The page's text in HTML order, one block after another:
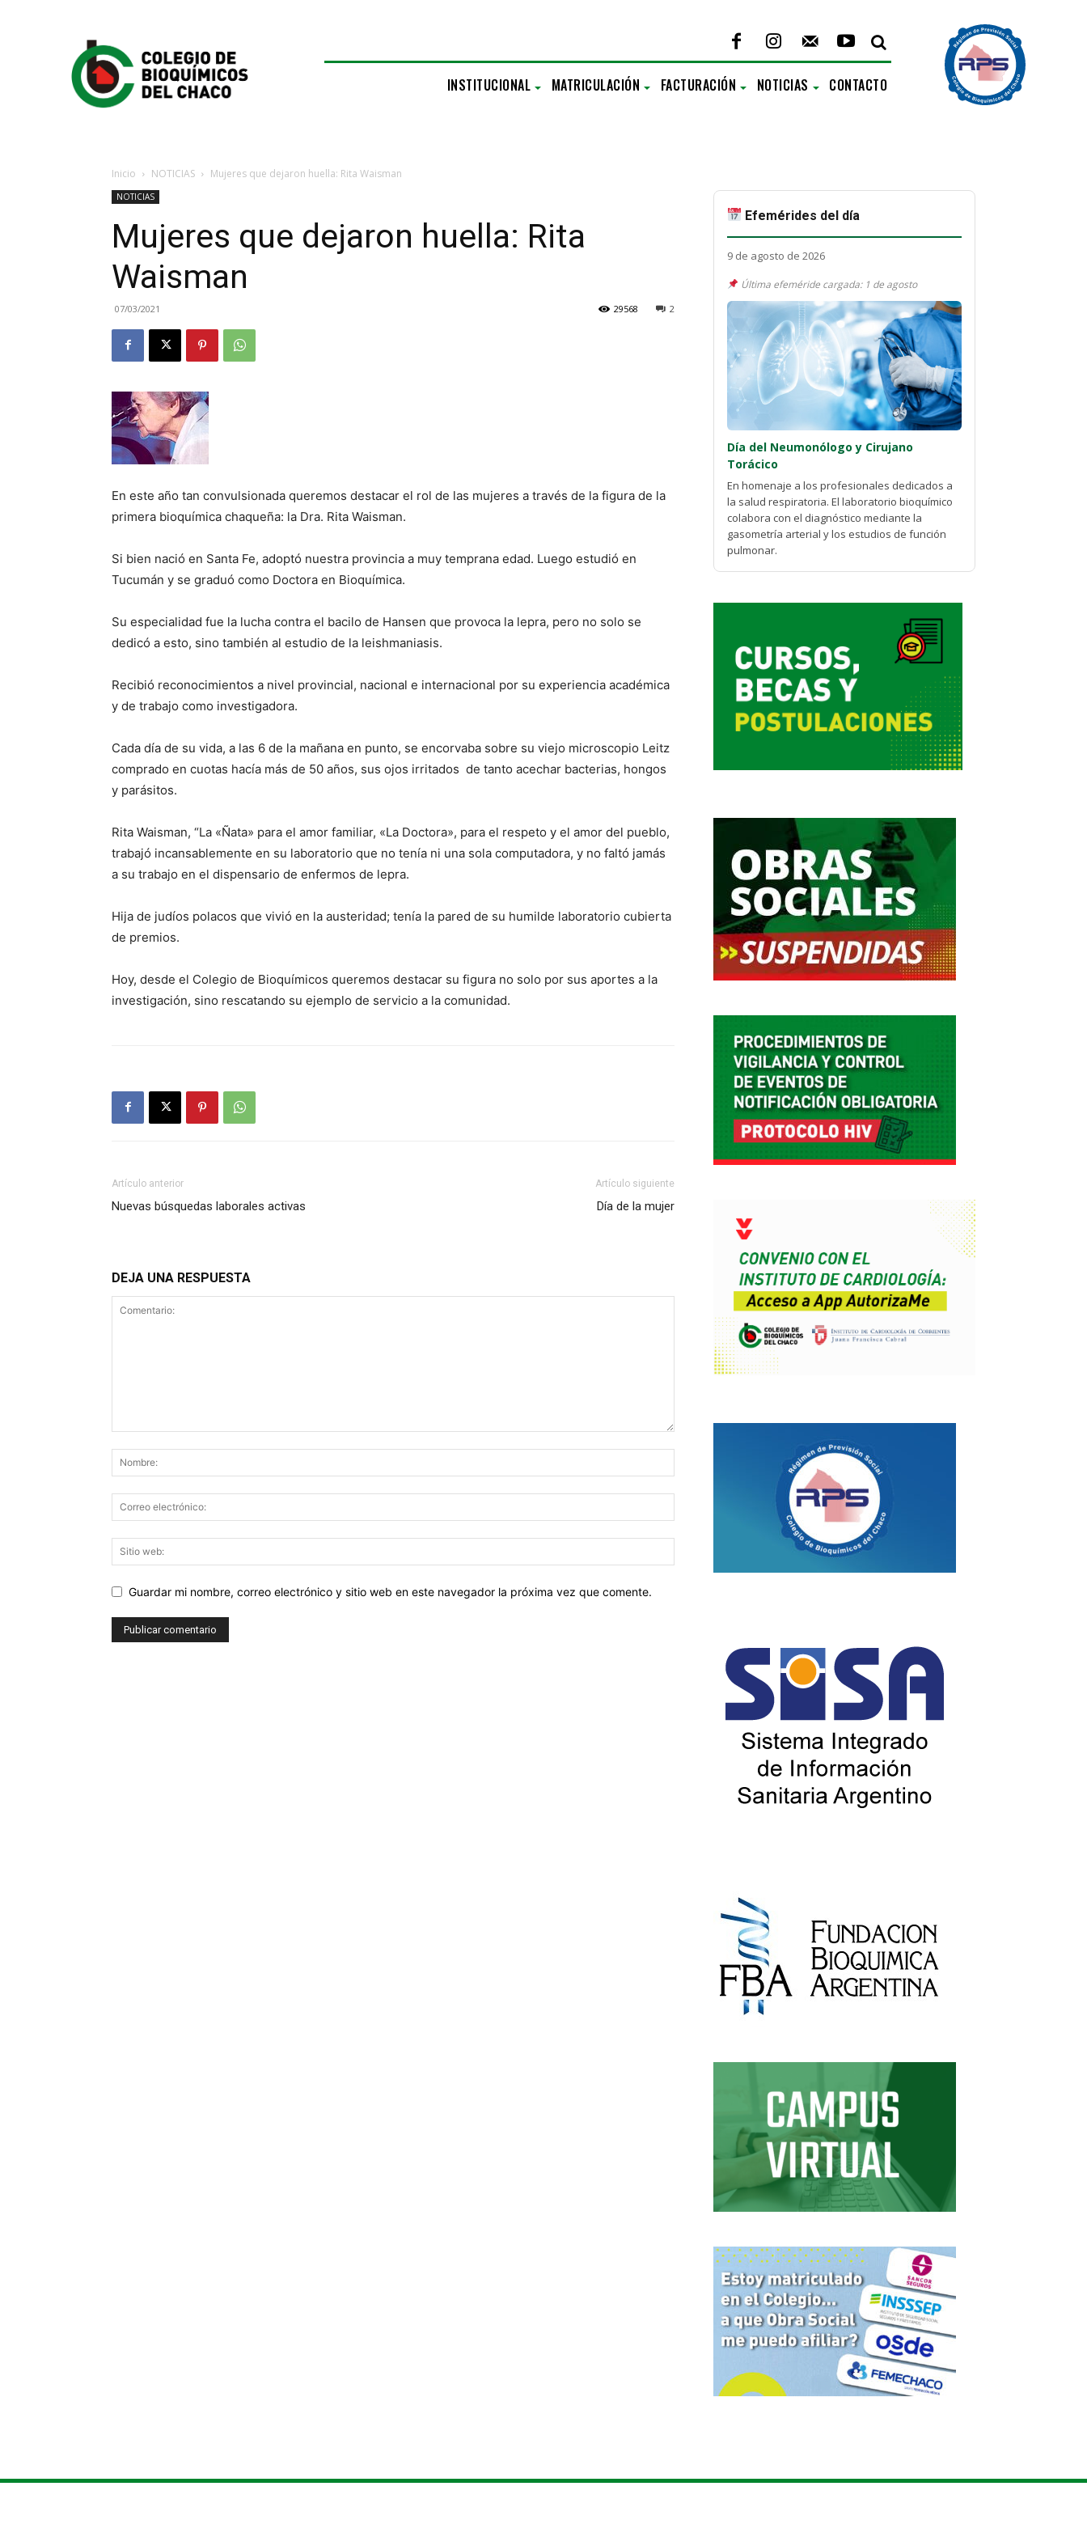
INSTITUCIONAL MATRICULACIÓN FACTURACIÓN NOTICIAS CONTACTO
Inicio NOTICIAS Mujeres que dejaron huella: Rita Waisman
NOTICIAS
Mujeres que dejaron huella: Rita
Waisman
07/03/2021 2
29568
En este año tan convulsionada queremos destacar el rol de las mujeres a través de la figura de la
primera bioquímica chaqueña: la Dra. Rita Waisman.
Si bien nació en Santa Fe, adoptó nuestra provincia a muy temprana edad. Luego estudió en
Tucumán y se graduó como Doctora en Bioquímica.
Su especialidad fue la lucha contra el bacilo de Hansen que provoca la lepra, pero no solo se
dedicó a esto, sino también al estudio de la leishmaniasis.
Recibió reconocimientos a nivel provincial, nacional e internacional por su experiencia académica
y de trabajo como investigadora.
Cada día de su vida, a las 6 de la mañana en punto, se encorvaba sobre su viejo microscopio Leitz
comprado en cuotas hacía más de 50 años, sus ojos irritados de tanto acechar bacterias, hongos
y parásitos.
Rita Waisman, “La «Ñata» para el amor familiar, «La Doctora», para el respeto y el amor del pueblo,
trabajó incansablemente en su laboratorio que no tenía ni una sola computadora, y no faltó jamás
a su trabajo en el dispensario de enfermos de lepra.
Hija de judíos polacos que vivió en la austeridad; tenía la pared de su humilde laboratorio cubierta
de premios.
Hoy, desde el Colegio de Bioquímicos queremos destacar su figura no solo por sus aportes a la
investigación, sino rescatando su ejemplo de servicio a la comunidad.
Artículo anterior
Nuevas búsquedas laborales activas
Artículo siguiente
Día de la mujer
DEJA UNA RESPUESTA
Guardar mi nombre, correo electrónico y sitio web en este navegador la próxima vez que comente.
Efemérides del día
9 de agosto de 2026
Última efeméride cargada: 1 de agosto
Día del Neumonólogo y Cirujano
Torácico
En homenaje a los profesionales dedicados a
la salud respiratoria. El laboratorio bioquímico
colabora con el diagnóstico mediante la
gasometría arterial y los estudios de función
pulmonar.